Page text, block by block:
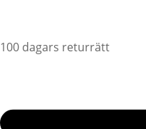
100 dagars returrätt